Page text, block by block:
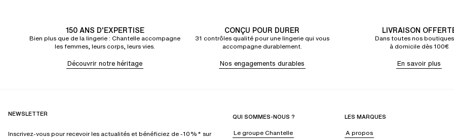
150 ANS D'EXPERTISE
Bien plus que de la lingerie : Chantelle accompagne
les femmes, leurs corps, leurs vies.
Découvrir notre héritage
CONÇU POUR DURER
31 contrôles qualité pour une lingerie qui vous
accompagne durablement.
Nos engagements durables
LIVRAISON
Dans toutes nos
à domicile dès 100€
En savoir plus
NEWSLETTER
Inscrivez-vous pour recevoir les actualités et bénéficiez de -10%* sur
QUI SOMMES-NOUS ?
Le groupe Chantelle
LES MARQUES
A propos